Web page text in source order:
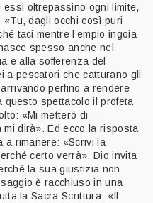
essi oltrepassino ogni limite,
dagli occhi così puri
taci mentre l’empio ingoia
spesso anche nel
e alla sofferenza del
a pescatori che catturano gli
perfino a rendere
questo spettacolo il profeta
«Mi metterò di
dirà». Ed ecco la risposta
a rimanere: «Scrivi la
certo verrà». Dio invita
la sua giustizia non
è racchiuso in una
la Sacra Scrittura: «Il